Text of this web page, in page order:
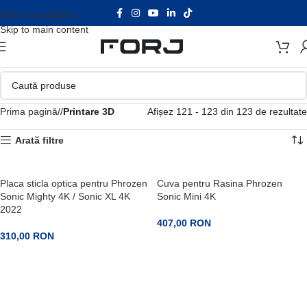
Skip to navigation
Skip to main content
Prima pagină/ Printare 3D Afișez 121 - 123 din 123 de rezultate
Arată filtre
Placa sticla optica pentru Phrozen
Sonic Mighty 4K / Sonic XL 4K
2022
310,00 RON
Cuva pentru Rasina Phrozen
Sonic Mini 4K
407,00 RON